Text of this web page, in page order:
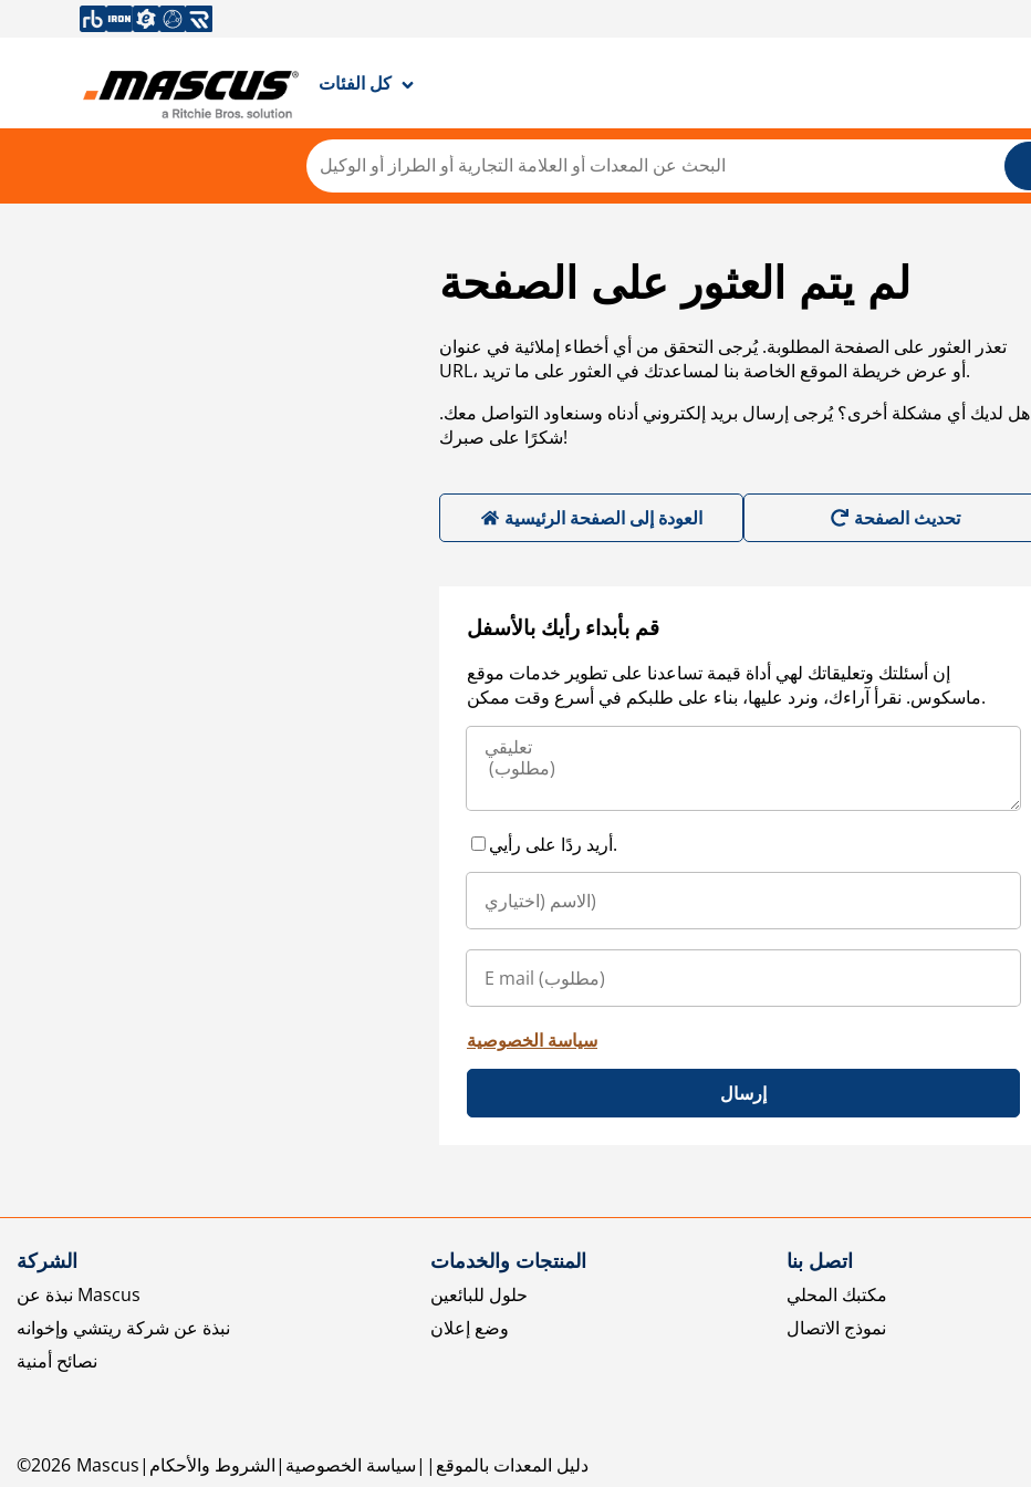
كل الفئات
لم يتم العثور على الصفحة
تعذر العثور على الصفحة المطلوبة. يُرجى التحقق من أي أخطاء إملائية في عنوان
URL، أو عرض خريطة الموقع الخاصة بنا لمساعدتك في العثور على ما تريد.
هل لديك أي مشكلة أخرى؟ يُرجى إرسال بريد إلكتروني أدناه وسنعاود التواصل معك.
شكرًا على صبرك!
العودة إلى الصفحة الرئيسية
قم بأبداء رأيك بالأسفل
إن أسئلتك وتعليقاتك لهي أداة قيمة تساعدنا على تطوير خدمات موقع
ماسكوس. نقرأ آراءك، ونرد عليها، بناء على طلبكم في أسرع وقت ممكن.
أريد ردًا على رأيي.
سياسة الخصوصية
إرسال
الشركة
نبذة عن Mascus
نبذة عن شركة ريتشي وإخوانه
نصائح أمنية
المنتجات والخدمات
حلول للبائعين
وضع إعلان
اتصل بنا
مكتبك المحلي
نموذج الاتصال
©2026 Mascus الشروط والأحكام سياسة الخصوصية دليل المعدات بالموقع